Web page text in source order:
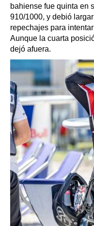
bahiense fue quinta en
910/1000, y debió
repechajes para
Aunque la cuarta
dejó afuera.